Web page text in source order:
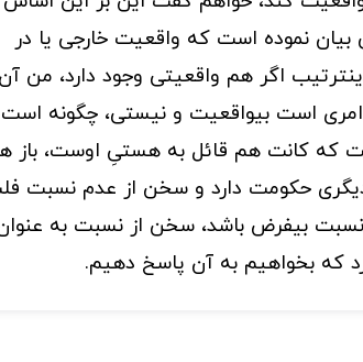
نموده است که واقعیت خارجی یا در
اگر هم واقعیتی وجود دارد، من آن
است بیواقعیت و نیستی، چگونه
که کانت هم قائل به هستیِ اوست، باز
حکومت دارد و سخن از عدم نسبت
بیفرض باشد، سخن از نسبت به
که بخواهیم به آن پاسخ دهیم.